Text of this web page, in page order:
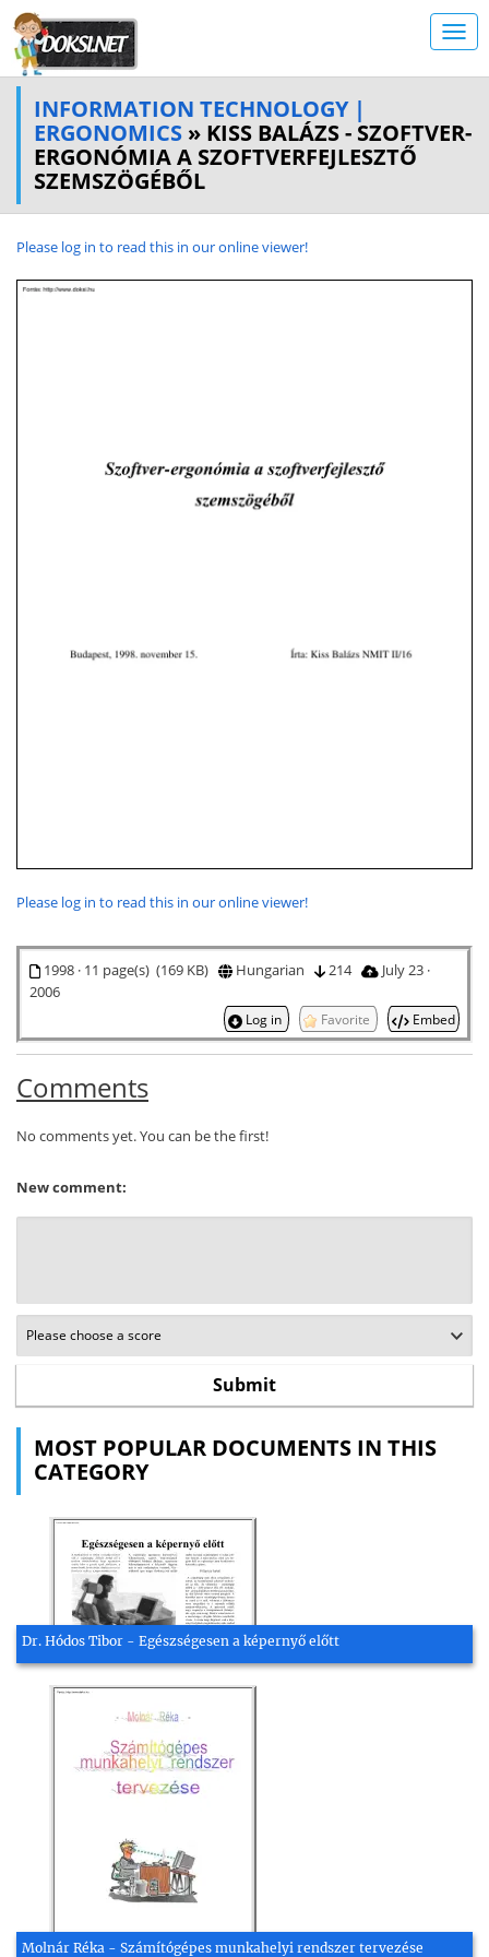
INFORMATION TECHNOLOGY |
ERGONOMICS » KISS BALÁZS - SZOFTVER-
ERGONÓMIA A SZOFTVERFEJLESZTŐ
SZEMSZÖGÉBŐL
Please log in to read this in our online viewer!
Please log in to read this in our online viewer!
1998 · 11 page(s) (169 KB) Hungarian 214
July 23 ·
2006
Log in Favorite Embed
Comments
No comments yet. You can be the first!
New comment:
MOST POPULAR DOCUMENTS IN THIS
CATEGORY
Dr. Hódos Tibor - Egészségesen a képernyő előtt
Molnár Réka - Számítógépes munkahelyi rendszer tervezése